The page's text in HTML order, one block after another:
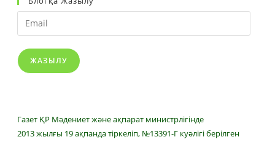
Email
ЖАЗЫЛУ
Газет ҚР Мәдениет және ақпарат министрлігінде
2013 жылғы 19 ақпанда тіркеліп, №13391-Г куәлігі берілген